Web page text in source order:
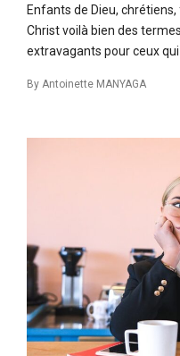
Enfants de Dieu,
Christ voilà bien des
extravagants pour ceux
By Antoinette MANYAGA